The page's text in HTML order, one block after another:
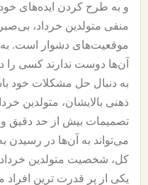
و به طرح کردن ایده‌های
منفی متولدین خرداد،
موقعیت‌های دشوار است. به
آن‌ها دوست ندارند کسی را
به دنبال حل مشکلات خود
ذهنی بالایشان، متولدین
تصمیمات بیش از حد دقیق
می‌تواند به آن‌ها در رسیدن
کل، شخصیت متولدین
یکی از پر قدرت ترین افراد